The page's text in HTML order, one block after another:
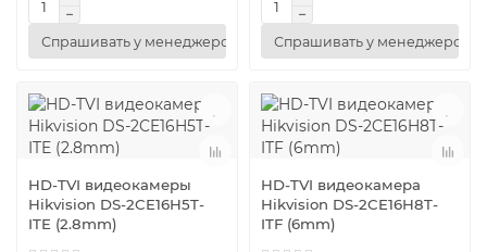
Спрашивать у менеджеров Спрашивать у менеджеров
HD-TVI видеокамеры
Hikvision DS-2CE16H5T-
ITE (2.8mm)
HD-TVI видеокамера
Hikvision DS-2CE16H8T-
ITF (6mm)